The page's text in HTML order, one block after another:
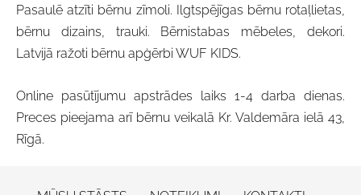
Pasaulē atzīti bērnu zīmoli. Ilgtspējīgas bērnu rotaļlietas,
bērnu dizains, trauki. Bērnistabas mēbeles, dekori.
Latvijā ražoti bērnu apģērbi WUF KIDS.
Online pasūtījumu apstrādes laiks 1-4 darba dienas.
Preces pieejama arī bērnu veikalā Kr. Valdemāra ielā 43,
Rīgā.